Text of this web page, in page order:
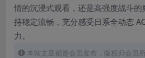
情的沉浸式观看，还是高强度战斗的
持稳定流畅，充分感受日系全动态
力。
本站文章都是会员发布，版权归会员